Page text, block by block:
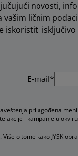
novosti,
ličnim
E-mail*
prilagođena
i kampanje u
. Više o tome kako JYSK